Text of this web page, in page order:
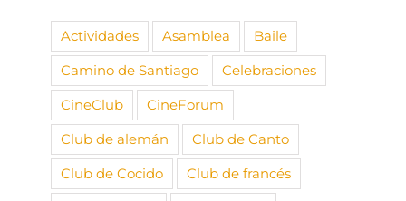
Actividades Asamblea
Baile
Camino de Santiago
Celebraciones
CineClub
CineForum
Club de alemán
Club de Canto
Club de Cocido
Club de francés